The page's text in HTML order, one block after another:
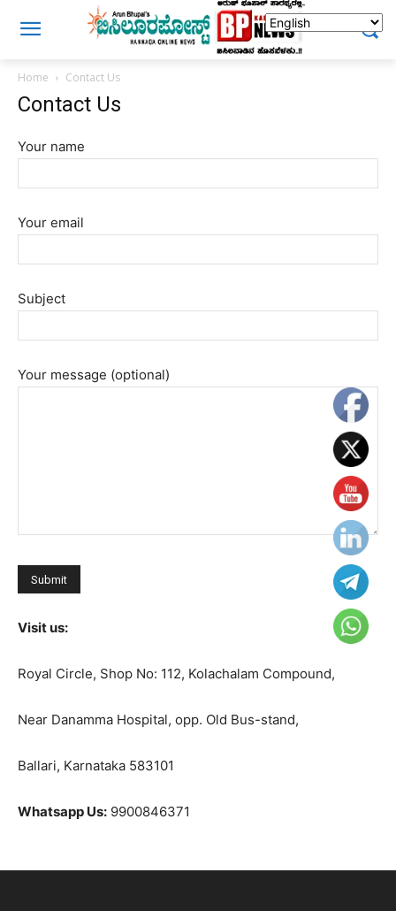
Home Contact Us
Contact Us
Your name
Your email
Subject
Your message (optional)
Visit us:
Royal Circle, Shop No: 112, Kolachalam Compound,
Near Danamma Hospital, opp. Old Bus-stand,
Ballari, Karnataka 583101
Whatsapp Us: 9900846371